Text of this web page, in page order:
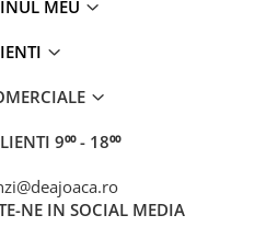
MEU
9⁰⁰ - 18⁰⁰
NE IN SOCIAL MEDIA